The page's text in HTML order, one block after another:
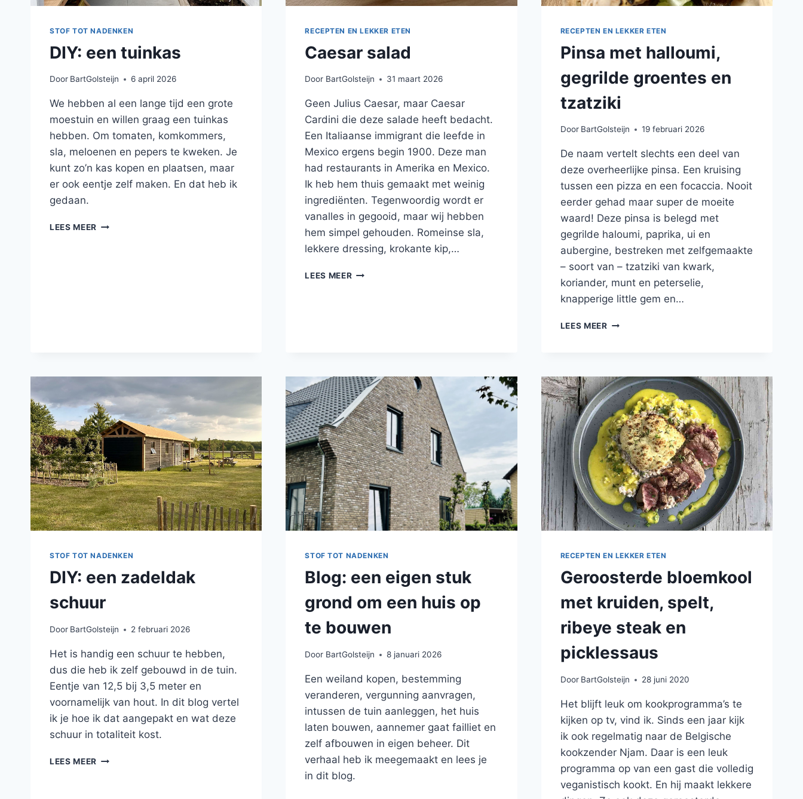
STOF TOT NADENKEN
DIY: een tuinkas
Door BartGolsteijn 6 april 2026
We hebben al een lange tijd een grote
moestuin en willen graag een tuinkas
hebben. Om tomaten, komkommers,
sla, meloenen en pepers te kweken. Je
kunt zo’n kas kopen en plaatsen, maar
er ook eentje zelf maken. En dat heb ik
gedaan.
LEES MEER DIY:
RECEPTEN EN LEKKER ETEN
Caesar salad
Door BartGolsteijn 31 maart 2026
Geen Julius Caesar, maar Caesar
Cardini die deze salade heeft bedacht.
Een Italiaanse immigrant die leefde in
Mexico ergens begin 1900. Deze man
had restaurants in Amerika en Mexico.
Ik heb hem thuis gemaakt met weinig
ingrediënten. Tegenwoordig wordt er
vanalles in gegooid, maar wij hebben
hem simpel gehouden. Romeinse sla,
lekkere dressing, krokante kip,…
LEES MEERCAESAR
RECEPTEN EN LEKKER ETEN
Pinsa met halloumi,
gegrilde groentes en
tzatziki
Door BartGolsteijn 19 februari 2026
De naam vertelt slechts een deel van
deze overheerlijke pinsa. Een kruising
tussen een pizza en een focaccia. Nooit
eerder gehad maar super de moeite
waard! Deze pinsa is belegd met
gegrilde haloumi, paprika, ui en
aubergine, bestreken met zelfgemaakte
– soort van – tzatziki van kwark,
koriander, munt en peterselie,
knapperige little gem en…
LEES MEERPINSA
EN
TZATZIKI
STOF TOT NADENKEN
DIY: een zadeldak
schuur
Door BartGolsteijn 2 februari 2026
Het is handig een schuur te hebben,
dus die heb ik zelf gebouwd in de tuin.
Eentje van 12,5 bij 3,5 meter en
voornamelijk van hout. In dit blog vertel
ik je hoe ik dat aangepakt en wat deze
schuur in totaliteit kost.
LEES MEER DIY:
STOF TOT NADENKEN
Blog: een eigen stuk
grond om een huis op
te bouwen
Door BartGolsteijn 8 januari 2026
Een weiland kopen, bestemming
veranderen, vergunning aanvragen,
intussen de tuin aanleggen, het huis
laten bouwen, aannemer gaat failliet en
zelf afbouwen in eigen beheer. Dit
verhaal heb ik meegemaakt en lees je
in dit blog.
RECEPTEN EN LEKKER ETEN
Geroosterde bloemkool
met kruiden, spelt,
ribeye steak en
picklessaus
Door BartGolsteijn 28 juni 2020
Het blijft leuk om kookprogramma’s te
kijken op tv, vind ik. Sinds een jaar kijk
ik ook regelmatig naar de Belgische
kookzender Njam. Daar is een leuk
programma op van een gast die volledig
veganistisch kookt. En hij maakt lekkere